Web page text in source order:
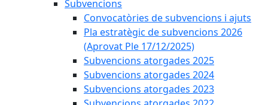
Subvencions
Convocatòries de subvencions i ajuts
Pla estratègic de subvencions 2026
(Aprovat Ple 17/12/2025)
Subvencions atorgades 2025
Subvencions atorgades 2024
Subvencions atorgades 2023